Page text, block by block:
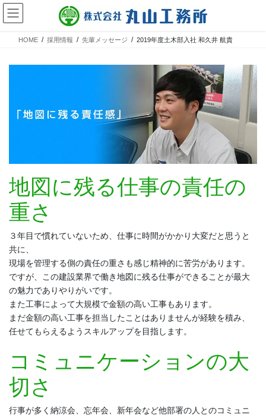
HOME 採用情報 先輩メッセージ 2019年度土木部入社 和久井 航貴
地図に残る仕事の責任の
重さ
３年目で慣れていないため、仕事に時間がかかり大変だと思うと
共に、
現場を管理する側の責任の重さも感じ精神的に苦労があります。
ですが、この建設業界で働き地図に残る仕事ができることが最大
の魅力でありやりがいです。
また工事によって大規模で金額の高い工事もあります。
まだ金額の高い工事を担当したことはありませんが経験を積み、
任せてもらえるようスキルアップを目指します。
コミュニケーションの大
切さ
行事が多く納涼会、忘年会、新年会など他部署の人とのコミュニ